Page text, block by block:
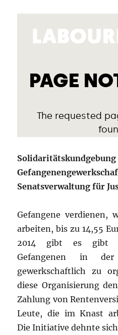
Senatsverwaltung für
Gefangene verdienen,
arbeiten, bis zu 14,55
2014 gibt es gibt
Gefangenen in
gewerkschaftlich zu
diese Organisierung
Zahlung von
Leute, die im Knast
Die Initiative dehnte